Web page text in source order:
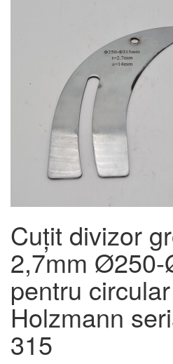
Cuțit divizor
2,7mm
pentru
Holzmann
315